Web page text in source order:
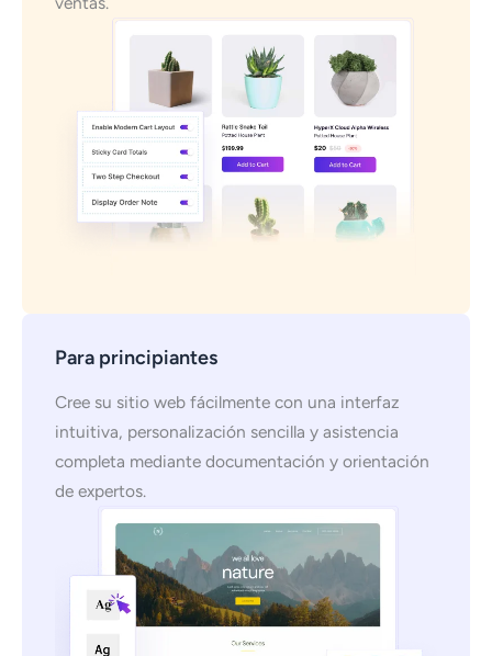
Para principiantes
Cree su sitio web fácilmente con una interfaz
intuitiva, personalización sencilla y asistencia
completa mediante documentación y orientación
de expertos.